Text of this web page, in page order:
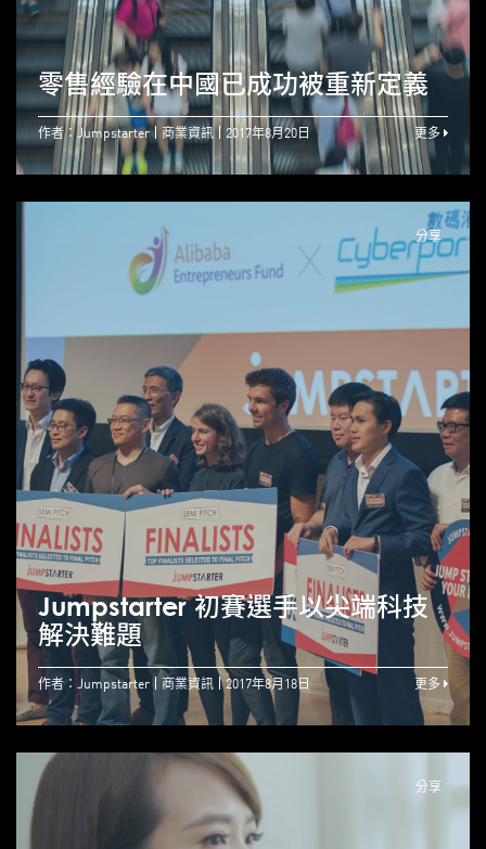
零售經驗在中國已成功被重新定義
作者：Jumpstarter 商業資訊 2017年8月20日 更多
分享
Jumpstarter 初賽選手以尖端科技
解決難題
作者：Jumpstarter 商業資訊 2017年8月18日 更多
分享